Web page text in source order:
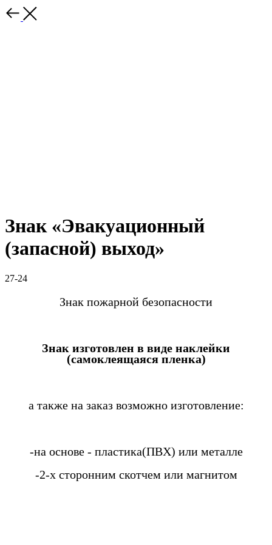
Знак «Эвакуационный
(запасной) выход»
27-24
Знак пожарной безопасности
Знак изготовлен в виде наклейки
(самоклеящаяся пленка)
а также на заказ возможно изготовление:
-на основе - пластика(ПВХ) или металле
-2-х сторонним скотчем или магнитом